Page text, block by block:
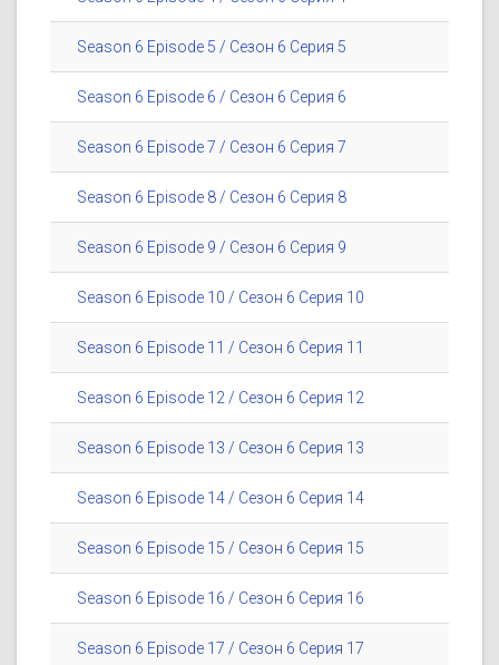
Season 6 Episode 5 / Сезон 6 Серия 5
Season 6 Episode 6 / Сезон 6 Серия 6
Season 6 Episode 7 / Сезон 6 Серия 7
Season 6 Episode 8 / Сезон 6 Серия 8
Season 6 Episode 9 / Сезон 6 Серия 9
Season 6 Episode 10 / Сезон 6 Серия 10
Season 6 Episode 11 / Сезон 6 Серия 11
Season 6 Episode 12 / Сезон 6 Серия 12
Season 6 Episode 13 / Сезон 6 Серия 13
Season 6 Episode 14 / Сезон 6 Серия 14
Season 6 Episode 15 / Сезон 6 Серия 15
Season 6 Episode 16 / Сезон 6 Серия 16
Season 6 Episode 17 / Сезон 6 Серия 17